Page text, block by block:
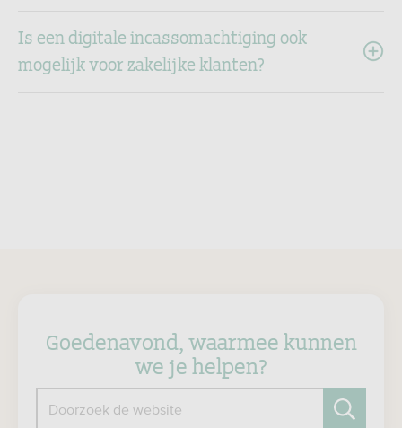
Is een digitale incassomachtiging ook
mogelijk voor zakelijke klanten?
Goedenavond, waarmee kunnen
we je helpen?
Doorzoek de website